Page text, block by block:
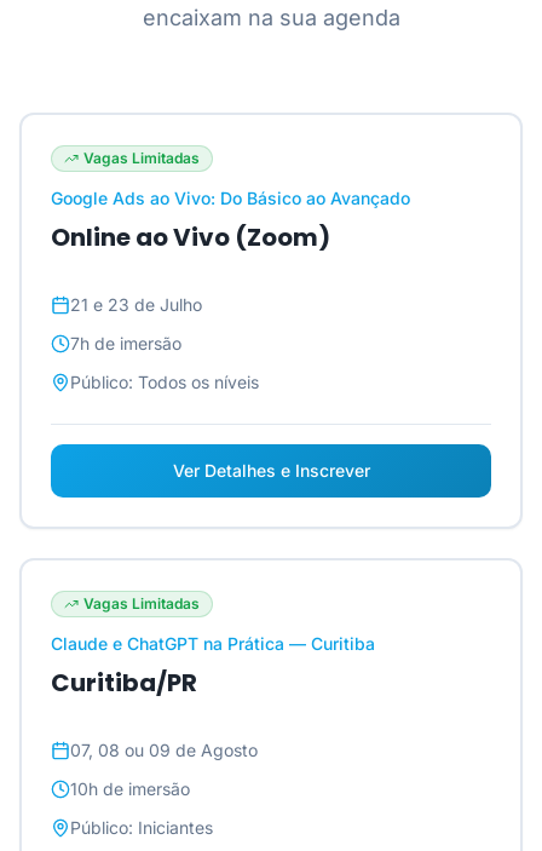
encaixam na sua agenda
Vagas Limitadas
Google Ads ao Vivo: Do Básico ao Avançado
Online ao Vivo (Zoom)
21 e 23 de Julho
7h de imersão
Público: Todos os níveis
Ver Detalhes e Inscrever
Vagas Limitadas
Claude e ChatGPT na Prática — Curitiba
Curitiba/PR
07, 08 ou 09 de Agosto
10h de imersão
Público: Iniciantes